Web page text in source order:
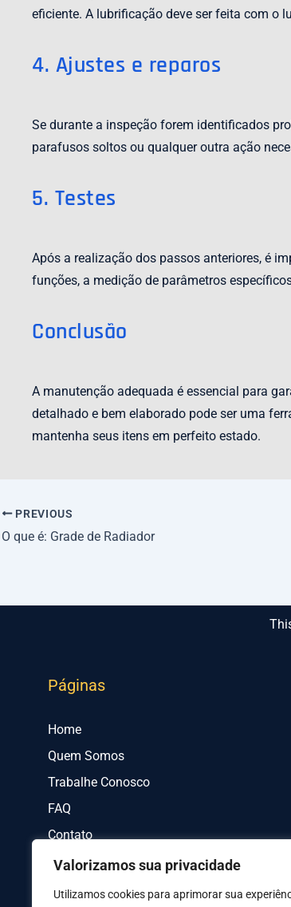
Valorizamos sua privacidade
Utilizamos cookies para aprimorar sua
eficiente. A lubrificação deve ser feita com o
4. Ajustes e reparos
Se durante a inspeção forem identificados
parafusos soltos ou qualquer outra ação
5. Testes
Após a realização dos passos anteriores, é
funções, a medição de parâmetros
Conclusão
A manutenção adequada é essencial para
detalhado e bem elaborado pode ser uma
mantenha seus itens em perfeito estado.
PREVIOUS
O que é: Grade de Radiador
Páginas
Home
Quem Somos
Trabalhe Conosco
FAQ
Contato